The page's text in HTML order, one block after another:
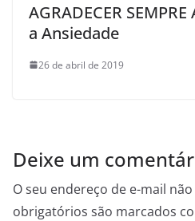
AGRADECER
a Ansiedade
26 de abril de 2019
Deixe um
O seu endereço de e-mail
obrigatórios são marcados